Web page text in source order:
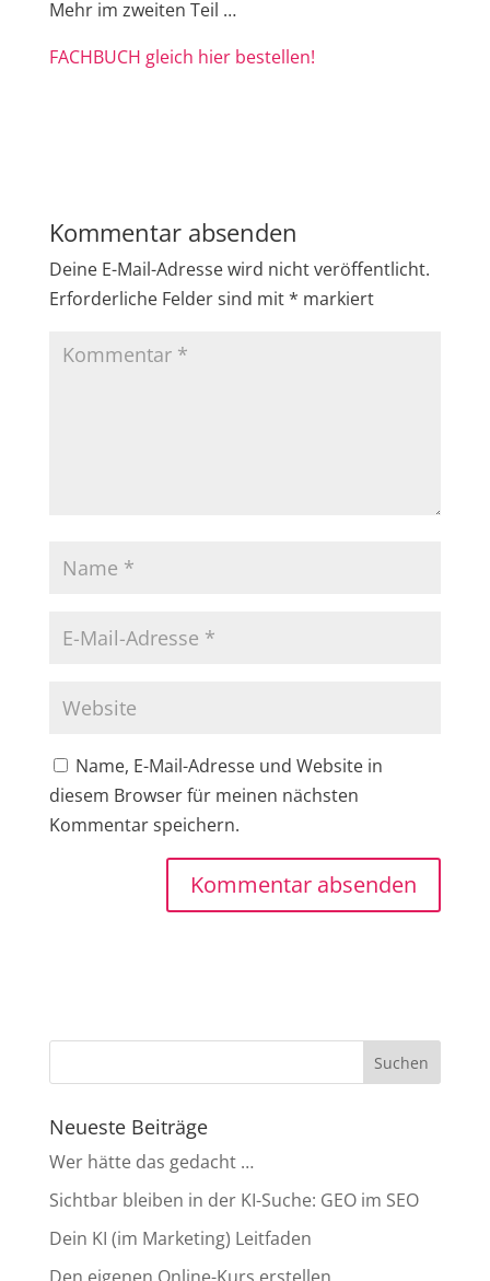
Mehr im zweiten Teil …
FACHBUCH gleich hier bestellen!
Kommentar absenden
Deine E-Mail-Adresse wird nicht veröffentlicht.
Erforderliche Felder sind mit* markiert
Name, E-Mail-Adresse und Website in
diesem Browser für meinen nächsten
Kommentar speichern.
Neueste Beiträge
Wer hätte das gedacht …
Sichtbar bleiben in der KI-Suche: GEO im SEO
Dein KI (im Marketing) Leitfaden